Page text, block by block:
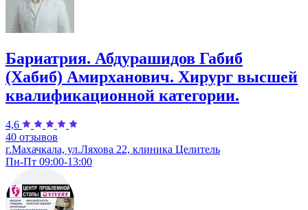
Бариатрия. Абдурашидов Габиб
(Хабиб) Амирханович. Хирург высшей
квалификационной категории.
4,6
40 отзывов
г.Махачкала, ул.Ляхова 22, клиника Целитель
Пн-Пт 09:00-13:00